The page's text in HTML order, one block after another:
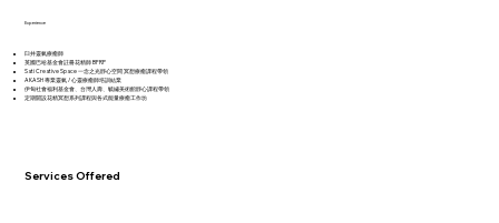
Experience
臼井靈氣療癒師
英國巴哈基金會註冊花精師 BFRP
Sati Creative Space 一念之光靜心空間 冥想療癒課程帶領
AKASH 專業靈氣 / 心靈療癒師培訓結業
伊甸社會福利基金會、台灣人壽、毓繡美術館靜心課程帶領
定期開設花精冥想系列課程與各式能量療癒工作坊
Services Offered